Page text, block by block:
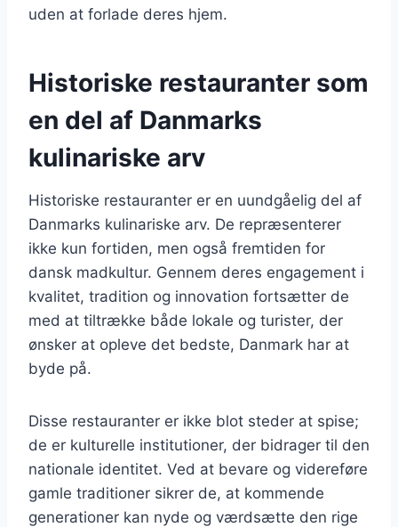
uden at forlade deres hjem.
Historiske restauranter som
en del af Danmarks
kulinariske arv
Historiske restauranter er en uundgåelig del af
Danmarks kulinariske arv. De repræsenterer
ikke kun fortiden, men også fremtiden for
dansk madkultur. Gennem deres engagement i
kvalitet, tradition og innovation fortsætter de
med at tiltrække både lokale og turister, der
ønsker at opleve det bedste, Danmark har at
byde på.
Disse restauranter er ikke blot steder at spise;
de er kulturelle institutioner, der bidrager til den
nationale identitet. Ved at bevare og videreføre
gamle traditioner sikrer de, at kommende
generationer kan nyde og værdsætte den rige